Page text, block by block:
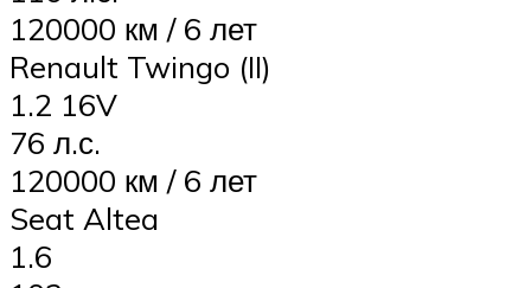
120000 км / 6 лет
Renault Twingo (II)
1.2 16V
76 л.с.
120000 км / 6 лет
Seat Altea
1.6